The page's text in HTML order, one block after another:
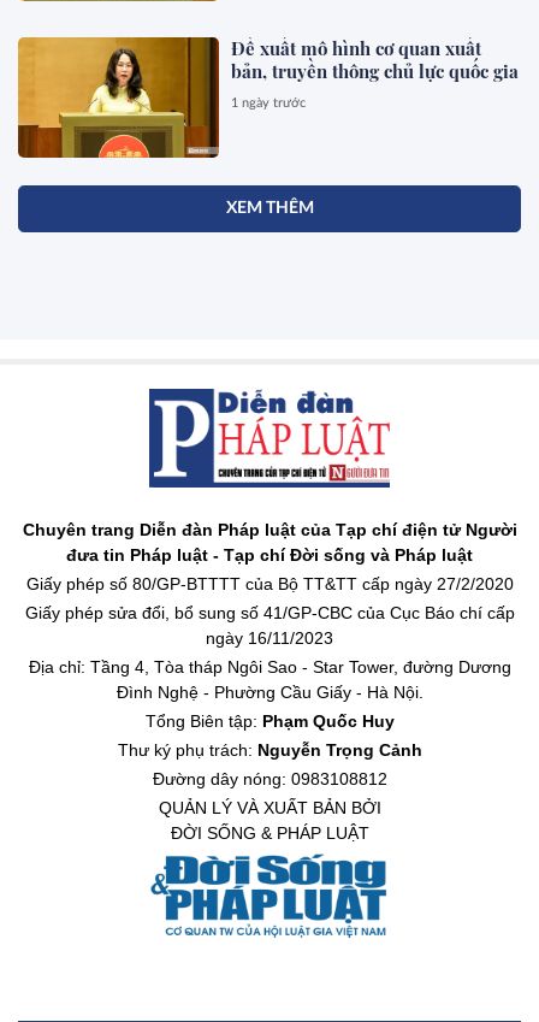
Đề xuất mô hình cơ quan xuất
bản, truyền thông chủ lực quốc gia
1 ngày trước
XEM THÊM
Chuyên trang Diễn đàn Pháp luật của Tạp chí điện tử Người
đưa tin Pháp luật - Tạp chí Đời sống và Pháp luật
Giấy phép số 80/GP-BTTTT của Bộ TT&TT cấp ngày 27/2/2020
Giấy phép sửa đổi, bổ sung số 41/GP-CBC của Cục Báo chí cấp
ngày 16/11/2023
Địa chỉ: Tầng 4, Tòa tháp Ngôi Sao - Star Tower, đường Dương
Đình Nghệ - Phường Cầu Giấy - Hà Nội.
Tổng Biên tập: Phạm Quốc Huy
Thư ký phụ trách: Nguyễn Trọng Cảnh
Đường dây nóng: 0983108812
QUẢN LÝ VÀ XUẤT BẢN BỞI
ĐỜI SỐNG & PHÁP LUẬT